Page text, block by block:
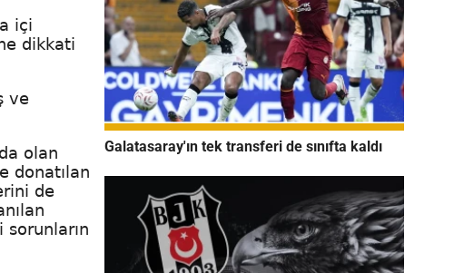
içi
dikkati
ve
olan
donatılan
de
Galatasaray'ın tek transferi de sınıfta kaldı